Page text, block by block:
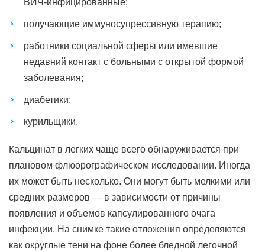
ВИЧ-инфицированные;
получающие иммуносупрессивную терапию;
работники социальной сферы или имевшие
недавний контакт с больными с открытой формой
заболевания;
диабетики;
курильщики.
Кальцинат в легких чаще всего обнаруживается при
плановом флюорографическом исследовании. Иногда
их может быть несколько. Они могут быть мелкими или
средних размеров — в зависимости от причины
появления и объемов капсулированного очага
инфекции. На снимке такие отложения определяются
как округлые тени на фоне более бледной легочной